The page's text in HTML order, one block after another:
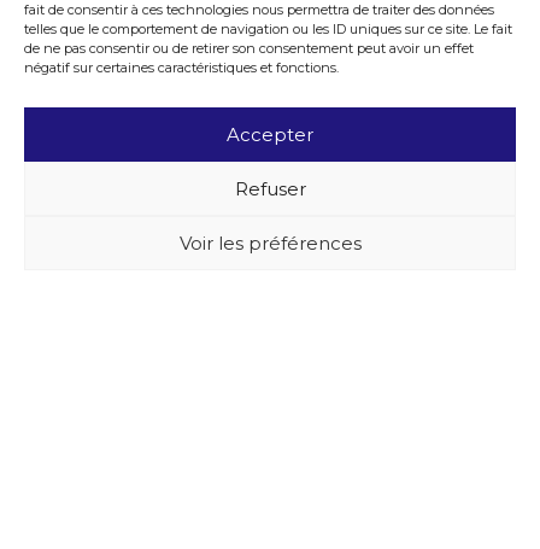
fait de consentir à ces technologies nous permettra de traiter des données
telles que le comportement de navigation ou les ID uniques sur ce site. Le fait
de ne pas consentir ou de retirer son consentement peut avoir un effet
négatif sur certaines caractéristiques et fonctions.
Accepter
Refuser
Voir les préférences